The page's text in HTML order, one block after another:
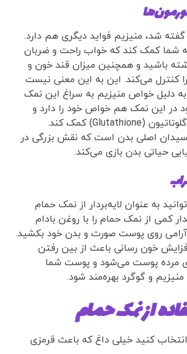
گفته شد، منیزیم فواید دیگری هم دارد.
شما کمک کند که خواب راحت و ضربان
باشید و همچنین میزان قند خون و
کنترل می‌کند. این به این معنی نیست
دلیل خواص منیزیم به سراغ این نمک
در این نمک هم خواص خود را دارد‌ و
می‌تواند به تولید گلوتاتیون (Glutathione) کمک کند.
اصلی بدن است که نقش بزرگی در
حیاتی بدن بازی می‌کند.
به عنوان لایه‌بردار از نمک حمام
کمی از نمک حمام را با روغن‌ بادام
روی پوست صورت و بدن خود بکشید.
خون رسانی باعث از بین رفتن
مرده پوست می‌شود و پوست شما
و گوگرد بهره‌مند شود.
از نمک حمام
کنید خیلی داغ که باعث قرمزی